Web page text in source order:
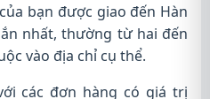
bạn được giao đến Hàn
nhất, thường từ hai đến
vào địa chỉ cụ thể.
các đơn hàng có giá trị